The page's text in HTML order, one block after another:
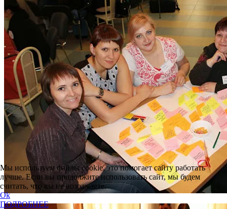
Мы используем файлы cookie, это помогает сайту работать
лучше. Если вы продолжите использовать сайт, мы будем
считать, что вы не возражаете.
Ok
ПОДРОБНЕЕ